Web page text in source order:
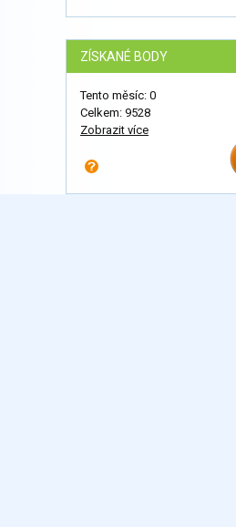
ZÍSKANÉ BODY
Tento měsíc: 0
Celkem: 9528
Zobrazit více